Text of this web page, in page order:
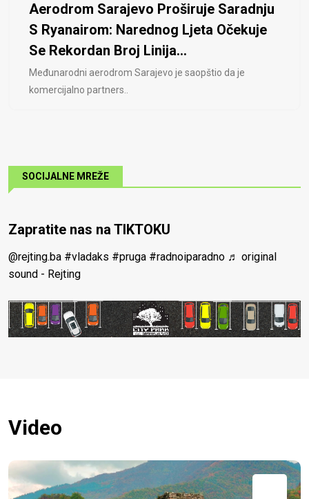
Aerodrom Sarajevo Proširuje Saradnju
S Ryanairom: Narednog Ljeta Očekuje
Se Rekordan Broj Linija...
Međunarodni aerodrom Sarajevo je saopštio da je
komercijalno partners..
SOCIJALNE MREŽE
Zapratite nas na TIKTOKU
@rejting.ba #vladaks #pruga #radnoiparadno ♬ original
sound - Rejting
Video